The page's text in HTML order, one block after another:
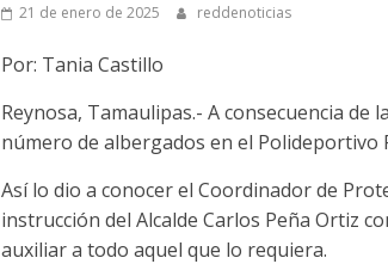
21 de enero de 2025 reddenoticias
Por: Tania Castillo
Reynosa, Tamaulipas.- A consecuencia
número de albergados en el Polideportivo
Así lo dio a conocer el Coordinador de
instrucción del Alcalde Carlos Peña Ortiz
auxiliar a todo aquel que lo requiera.